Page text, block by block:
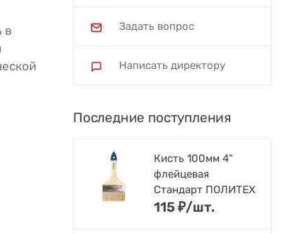
в
Задать вопрос
Написать директору
Последние поступления
Кисть 100мм 4"
флейцевая
Стандарт ПОЛИТЕХ
115₽/шт.